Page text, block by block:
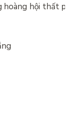
hội thất